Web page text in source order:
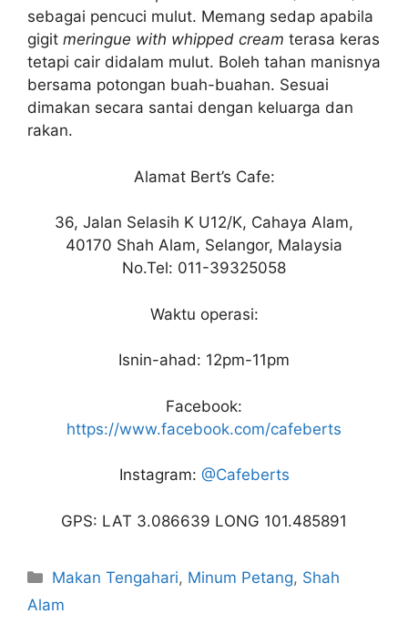
sebagai pencuci mulut. Memang sedap apabila
gigit meringue with whipped cream terasa keras
tetapi cair didalam mulut. Boleh tahan manisnya
bersama potongan buah-buahan. Sesuai
dimakan secara santai dengan keluarga dan
rakan.
Alamat Bert’s Cafe:
36, Jalan Selasih K U12/K, Cahaya Alam,
40170 Shah Alam, Selangor, Malaysia
No.Tel: 011-39325058
Waktu operasi:
Isnin-ahad: 12pm-11pm
Facebook:
https://www.facebook.com/cafeberts
Instagram: @Cafeberts
GPS: LAT 3.086639 LONG 101.485891
Categories
Makan Tengahari, Minum Petang, Shah
Alam